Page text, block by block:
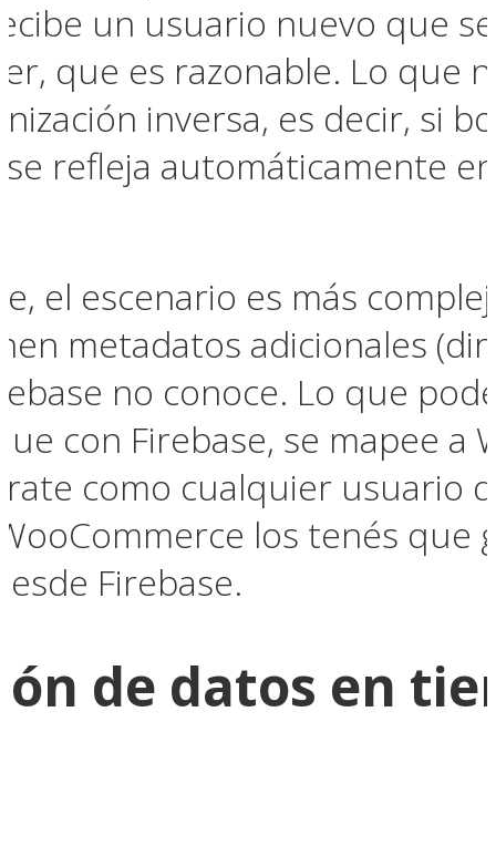
un usuario nuevo que
que es razonable. Lo que
inversa, es decir, si
refleja automáticamente
el escenario es más
metadatos adicionales
no conoce. Lo que
con Firebase, se mapee a
como cualquier usuario
los tenés que
Firebase.
de datos en